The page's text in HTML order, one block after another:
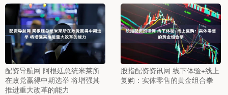
配资导航网 阿根廷总统米莱所
在政党赢得中期选举 将增强其
推进重大改革的能力
股指配资资讯网 线下体验+线上
复购：实体零售的黄金组合拳